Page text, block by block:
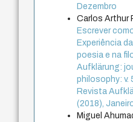
Dezembro
Carlos Arthur
Escrever
Experiência
poesia e na
Aufklärung:
philosophy: v.
Revista
(2018),
Miguel